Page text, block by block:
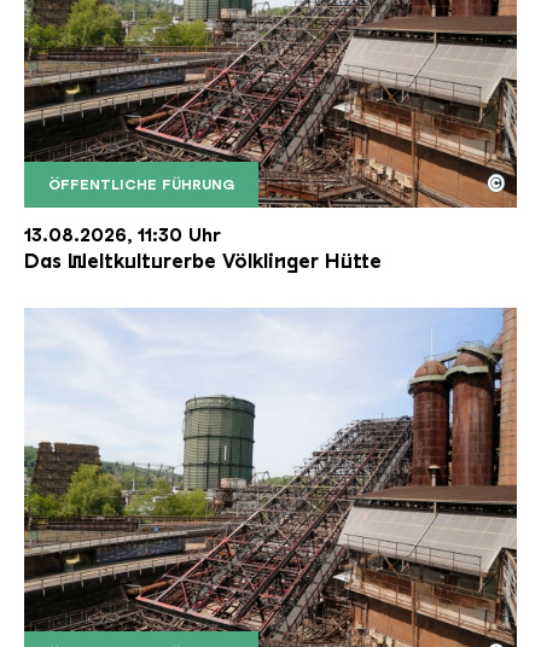
ÖFFENTLICHE FÜHRUNG
Der Erzschrägaufzug der Völklinger Hütte mit
Copyright: Weltkulturerbe Völklinger Hütte | Karl
©
13.08.2026, 11:30 Uhr
Das Weltkulturerbe Völklinger Hütte